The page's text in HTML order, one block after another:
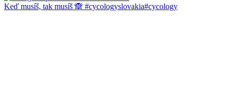
Keď musíš, tak musíš 🙈 #cycologyslovakia#cycology